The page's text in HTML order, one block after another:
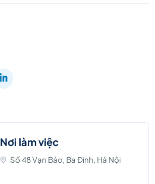
Nơi làm việc
Số 48 Vạn Bảo, Ba Đình, Hà Nội